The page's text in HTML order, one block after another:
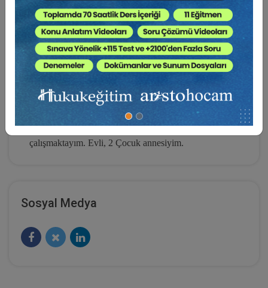
Sırasıyla Van- Başkale, Hatay -Erzin, Kastamonu-
Taşköprü ilçelerinde Sulh Ceza Mahkemesi, Kadastro
Mahkemesi Asliye Hukuk Mahkemesi hâkimi olarak
görev yaptım. 2004 yılından 2020 yılına kadar
Bakırköy Adliyesinde Ceza Hâkimi (Çocuk
Mahkemesi) olarak görev yaptım. 2020 yaz
kararnamesi ile görevlendirildiğim İstanbul Bölge
Adliye Mahkemesi 19. Ceza Dairesi’nde hâkim olarak
çalışmaktayım. Evli, 2 Çocuk annesiyim.
Sosyal Medya